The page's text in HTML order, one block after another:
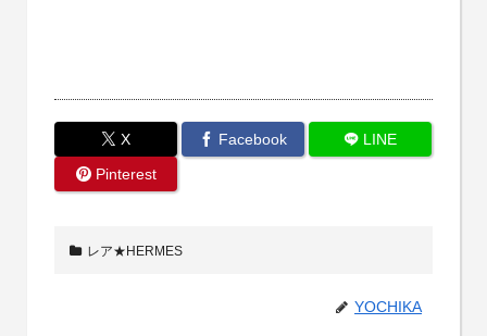
X Facebook
LINE
Pinterest
レア★HERMES
YOCHIKA